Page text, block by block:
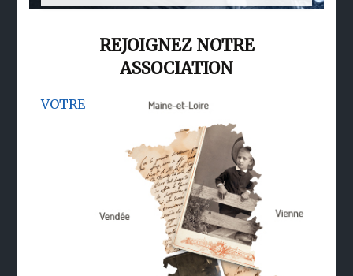
REJOIGNEZ NOTRE
ASSOCIATION
VOTRE